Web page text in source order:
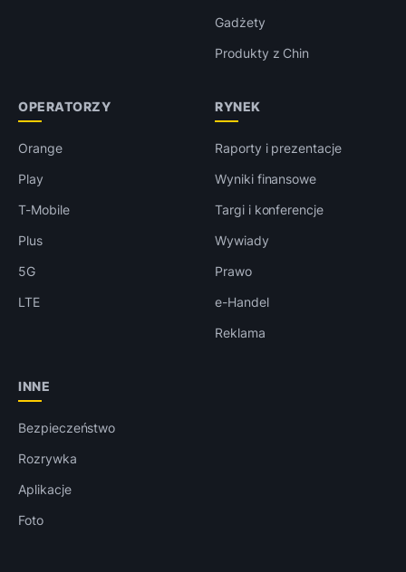
Gadżety
Produkty z Chin
OPERATORZY
Orange
Play
T-Mobile
Plus
5G
LTE
RYNEK
Raporty i prezentacje
Wyniki finansowe
Targi i konferencje
Wywiady
Prawo
e-Handel
Reklama
INNE
Bezpieczeństwo
Rozrywka
Aplikacje
Foto